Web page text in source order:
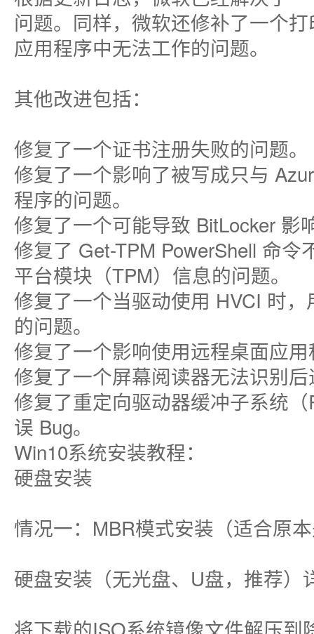
问题。同样，微软还修补了一个
应用程序中无法工作的问题。
其他改进包括：
修复了一个证书注册失败的问题。
修复了一个影响了被写成只与
程序的问题。
修复了一个可能导致 BitLocker 影
修复了 Get-TPM PowerShell 命
平台模块（TPM）信息的问题。
修复了一个当驱动使用 HVCI 时
的问题。
修复了一个影响使用远程桌面应
修复了一个屏幕阅读器无法识别
修复了重定向驱动器缓冲子系统
误 Bug。
Win10系统安装教程：
硬盘安装
情况一：MBR模式安装（适合原
硬盘安装（无光盘、U盘，推荐）
将下载的ISO系统镜像文件解压